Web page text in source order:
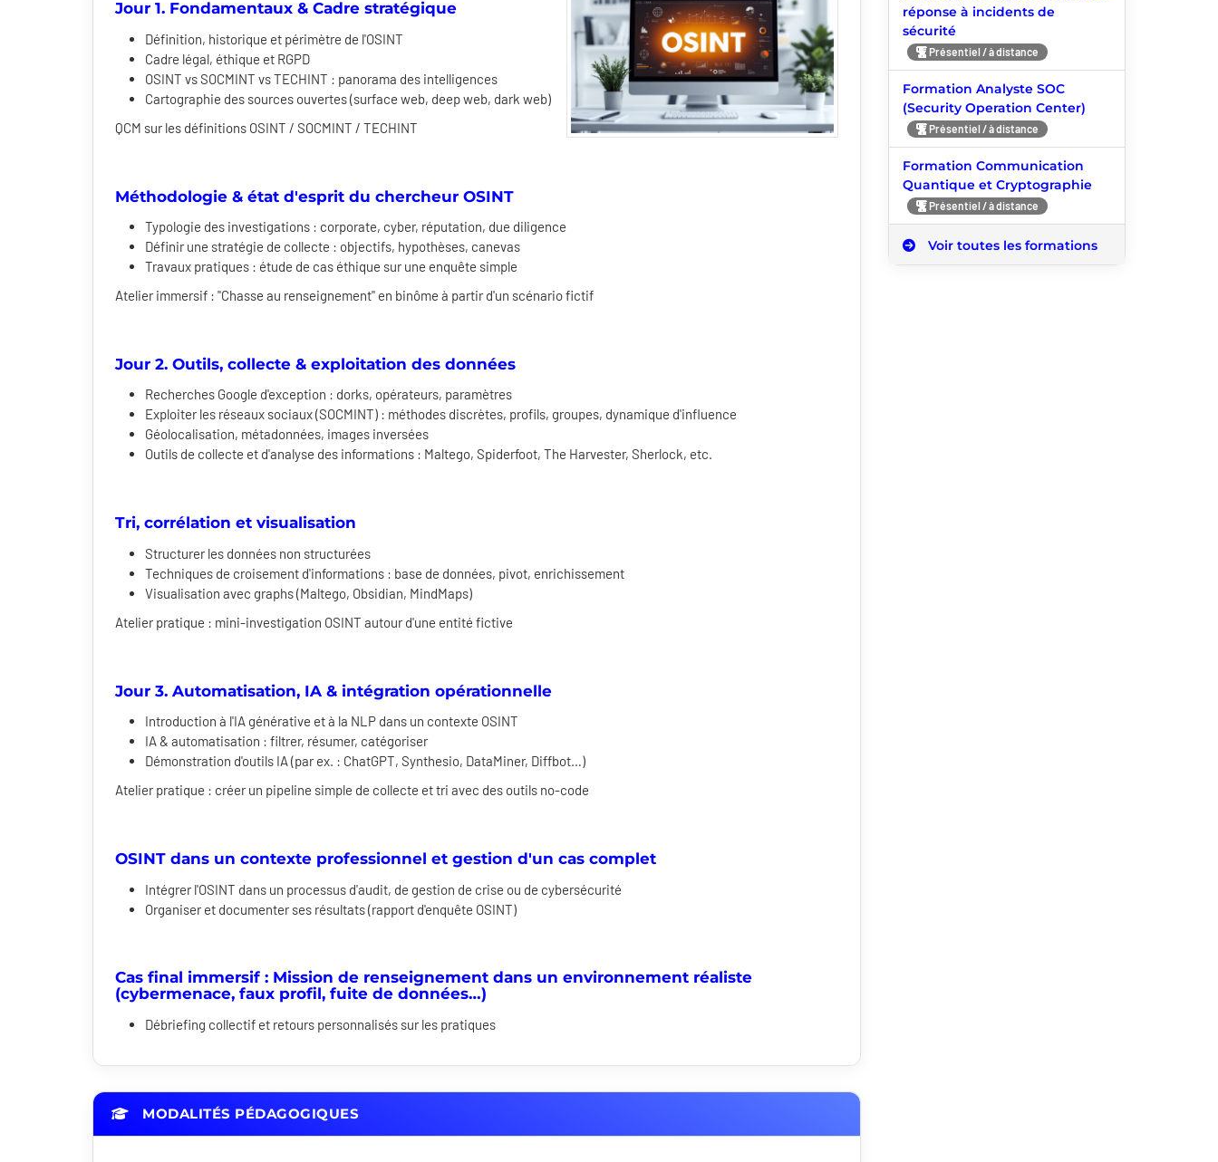
Jour 1. Fondamentaux & Cadre stratégique
Définition, historique et périmètre de l'OSINT
Cadre légal, éthique et RGPD
OSINT vs SOCMINT vs TECHINT : panorama des intelligences
Cartographie des sources ouvertes (surface web, deep web, dark web)
QCM sur les définitions OSINT / SOCMINT / TECHINT
Méthodologie & état d'esprit du chercheur OSINT
Typologie des investigations : corporate, cyber, réputation, due diligence
Définir une stratégie de collecte : objectifs, hypothèses, canevas
Travaux pratiques : étude de cas éthique sur une enquête simple
Atelier immersif : "Chasse au renseignement" en binôme à partir d'un scénario fictif
Jour 2. Outils, collecte & exploitation des données
Recherches Google d'exception : dorks, opérateurs, paramètres
Exploiter les réseaux sociaux (SOCMINT) : méthodes discrètes, profils, groupes, dynamique d'influence
Géolocalisation, métadonnées, images inversées
Outils de collecte et d'analyse des informations : Maltego, Spiderfoot, The Harvester, Sherlock, etc.
Tri, corrélation et visualisation
Structurer les données non structurées
Techniques de croisement d'informations : base de données, pivot, enrichissement
Visualisation avec graphs (Maltego, Obsidian, MindMaps)
Atelier pratique : mini-investigation OSINT autour d'une entité fictive
Jour 3. Automatisation, IA & intégration opérationnelle
Introduction à l'IA générative et à la NLP dans un contexte OSINT
IA & automatisation : filtrer, résumer, catégoriser
Démonstration d'outils IA (par ex. : ChatGPT, Synthesio, DataMiner, Diffbot…)
Atelier pratique : créer un pipeline simple de collecte et tri avec des outils no-code
OSINT dans un contexte professionnel et gestion d'un cas complet
Intégrer l'OSINT dans un processus d'audit, de gestion de crise ou de cybersécurité
Organiser et documenter ses résultats (rapport d'enquête OSINT)
Cas final immersif : Mission de renseignement dans un environnement réaliste
(cybermenace, faux profil, fuite de données…)
Débriefing collectif et retours personnalisés sur les pratiques
MODALITÉS PÉDAGOGIQUES
réponse à incidents de
sécurité
Présentiel / à distance
Formation Analyste SOC
(Security Operation Center)
Présentiel / à distance
Formation Communication
Quantique et Cryptographie
Présentiel / à distance
Voir toutes les formations